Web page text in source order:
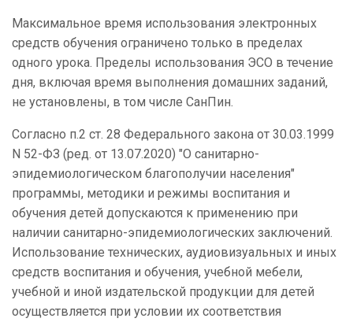
Максимальное время использования электронных
средств обучения ограничено только в пределах
одного урока. Пределы использования ЭСО в течение
дня, включая время выполнения домашних заданий,
не установлены, в том числе СанПин.
Согласно п.2 ст. 28 Федерального закона от 30.03.1999
N 52-ФЗ (ред. от 13.07.2020) "О санитарно-
эпидемиологическом благополучии населения"
программы, методики и режимы воспитания и
обучения детей допускаются к применению при
наличии санитарно-эпидемиологических заключений.
Использование технических, аудиовизуальных и иных
средств воспитания и обучения, учебной мебели,
учебной и иной издательской продукции для детей
осуществляется при условии их соответствия